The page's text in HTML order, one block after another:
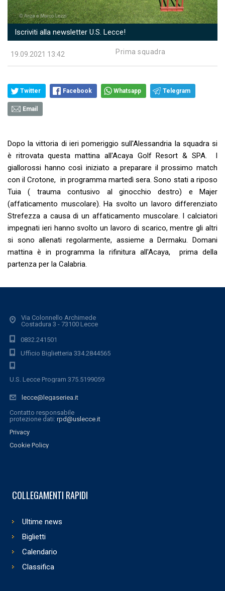
Iscriviti alla newsletter U.S. Lecce!
19.09.2021 13:42 Prima squadra
Twitter Facebook Whatsapp Telegram
Email
Dopo la vittoria di ieri pomeriggio sull'Alessandria la squadra si
è ritrovata questa mattina all'Acaya Golf Resort & SPA. I
giallorossi hanno così iniziato a preparare il prossimo match
con il Crotone, in programma martedì sera. Sono stati a riposo
Tuia ( trauma contusivo al ginocchio destro) e Majer
(affaticamento muscolare). Ha svolto un lavoro differenziato
Strefezza a causa di un affaticamento muscolare. I calciatori
impegnati ieri hanno svolto un lavoro di scarico, mentre gli altri
si sono allenati regolarmente, assieme a Dermaku. Domani
mattina è in programma la rifinitura all'Acaya, prima della
partenza per la Calabria.
Via Colonnello Archimede
Costadura 3 - 73100 Lecce
0832.241501
Ufficio Biglietteria 334.2844565
U.S. Lecce Program 375.5199059
lecce@legaseriea.it
Contatto responsabile
protezione dati: rpd@uslecce.it
Privacy
Cookie Policy
COLLEGAMENTI RAPIDI
Ultime news
Biglietti
Calendario
Classifica